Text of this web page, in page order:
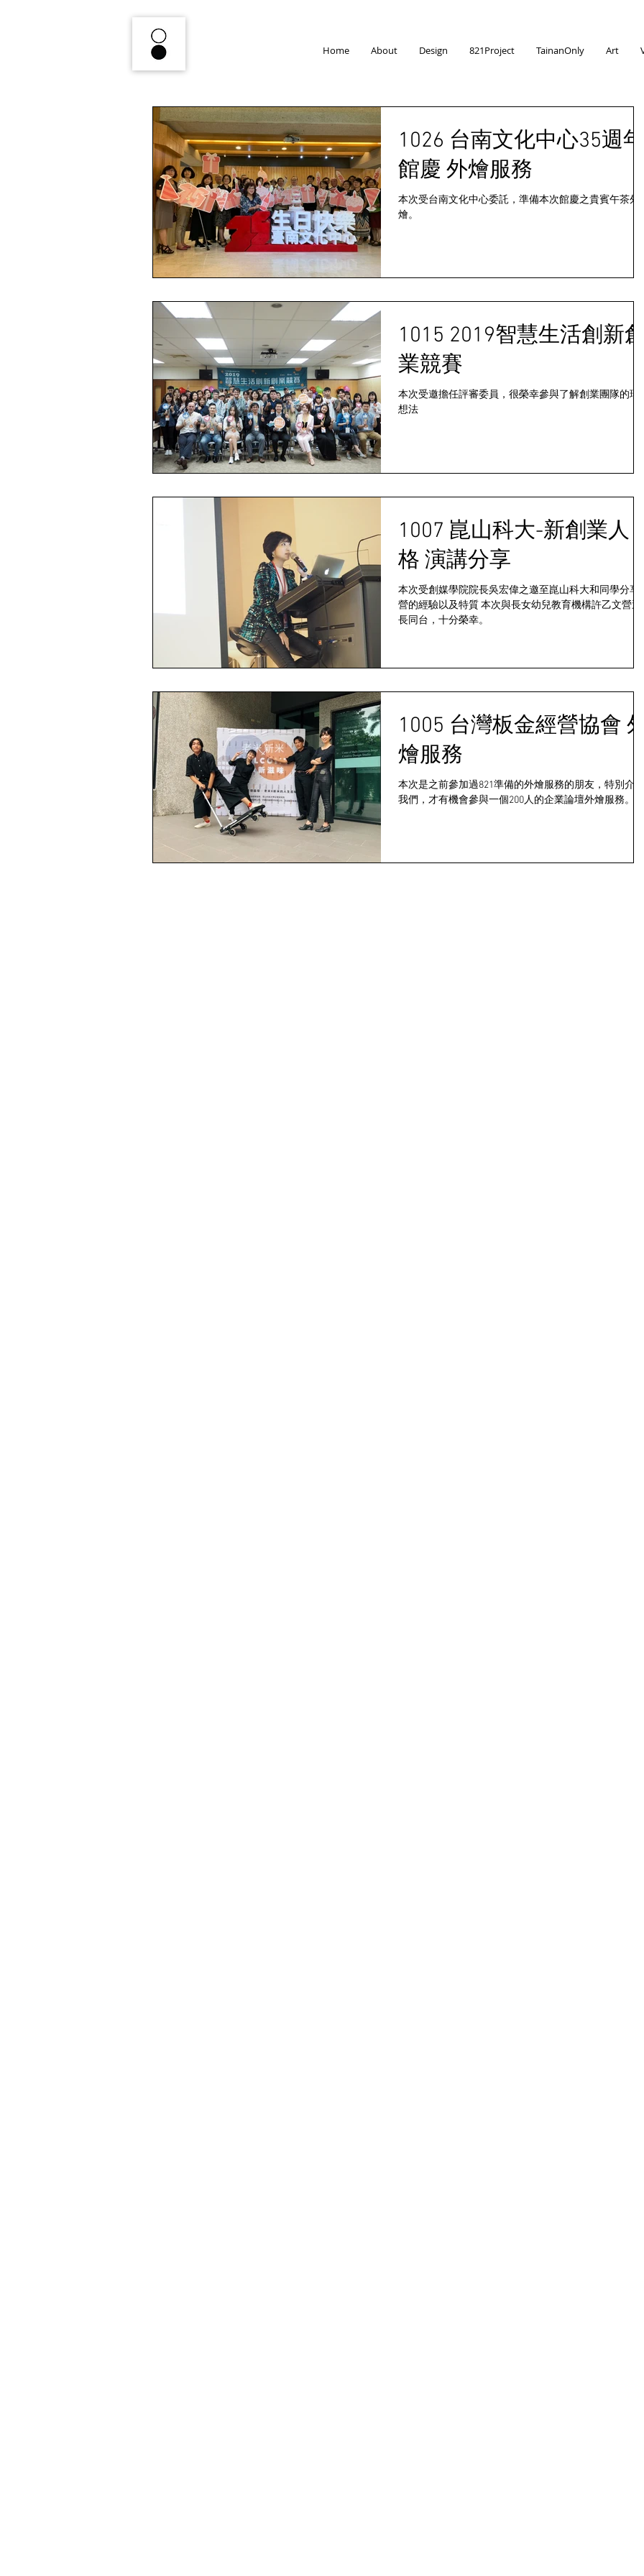
Home About Design 821Project TainanOnly Art
1026 台南文化中心35週年
館慶 外燴服務
本次受台南文化中心委託，準備本次館慶之貴賓午茶外
燴。
1015 2019智慧生活創新
業競賽
本次受邀擔任評審委員，很榮幸參與了解創業團隊的珍
想法
1007 崑山科大-新創業人
格 演講分享
本次受創媒學院院長吳宏偉之邀至崑山科大和同學分享
營的經驗以及特質 本次與長女幼兒教育機構許乙文營運
長同台，十分榮幸。
1005 台灣板金經營協會
燴服務
本次是之前參加過821準備的外燴服務的朋友，特別介紹
我們，才有機會參與一個200人的企業論壇外燴服務。